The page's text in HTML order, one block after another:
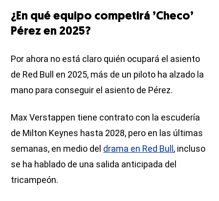
¿En qué equipo competirá ’Checo’
Pérez en 2025?
Por ahora no está claro quién ocupará el asiento
de Red Bull en 2025, más de un piloto ha alzado la
mano para conseguir el asiento de Pérez.
Max Verstappen tiene contrato con la escudería
de Milton Keynes hasta 2028, pero en las últimas
semanas, en medio del drama en Red Bull , incluso
se ha hablado de una salida anticipada del
tricampeón.